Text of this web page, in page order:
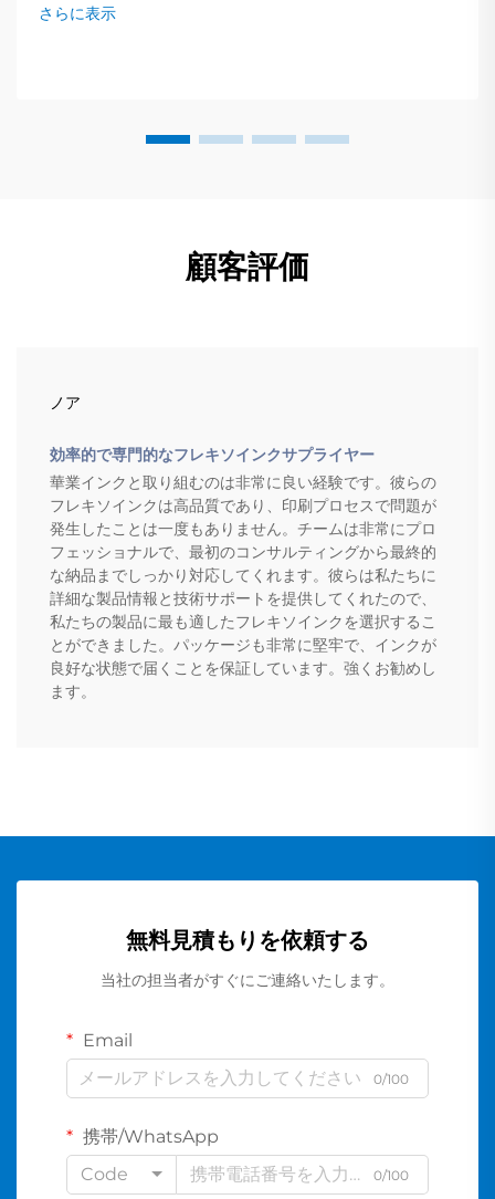
くし、コストを削減できます...
さらに表示
顧客評価
ノア
効率的で専門的なフレキソインクサプライヤー
華業インクと取り組むのは非常に良い経験です。彼らの
フレキソインクは高品質であり、印刷プロセスで問題が
発生したことは一度もありません。チームは非常にプロ
フェッショナルで、最初のコンサルティングから最終的
な納品までしっかり対応してくれます。彼らは私たちに
詳細な製品情報と技術サポートを提供してくれたので、
私たちの製品に最も適したフレキソインクを選択するこ
とができました。パッケージも非常に堅牢で、インクが
良好な状態で届くことを保証しています。強くお勧めし
ます。
無料見積もりを依頼する
当社の担当者がすぐにご連絡いたします。
Email
0/100
携帯/WhatsApp
Code
0/100